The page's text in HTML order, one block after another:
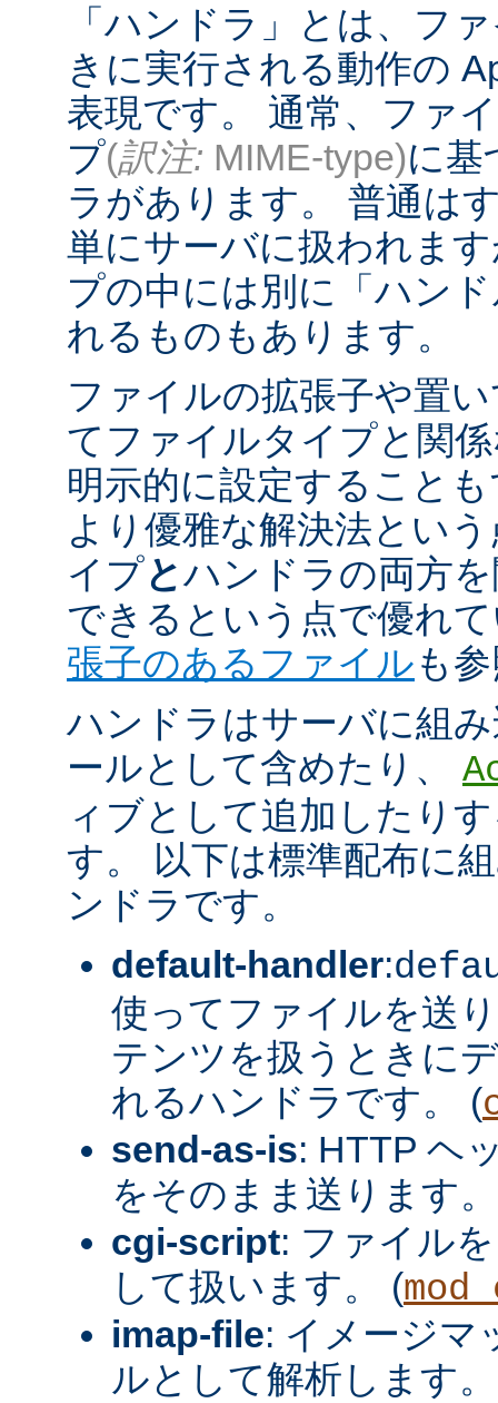
「ハンドラ」とは、フ
きに実行される動作の
表現です。 通常、ファ
プ(訳注: MIME-type)に基
ラがあります。 普通は
単にサーバに扱われま
プの中には別に「ハン
れるものもあります。
ファイルの拡張子や置
てファイルタイプと関
明示的に設定すること
より優雅な解決法とい
イプとハンドラの両方
できるという点で優れ
張子のあるファイルも
ハンドラはサーバに組
ールとして含めたり、
ィブとして追加したり
す。 以下は標準配布に
ンドラです。
default-handler:
使ってファイルを送
テンツを扱うときに
れるハンドラです。 (
send-as-is: HTTP ヘ
をそのまま送ります
cgi-script: ファイル
して扱います。 (
imap-file: イメージマ
ルとして解析します